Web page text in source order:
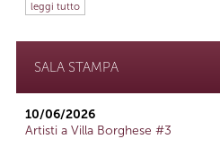
leggi tutto
SALA STAMPA
10/06/2026
Artisti a Villa Borghese #3